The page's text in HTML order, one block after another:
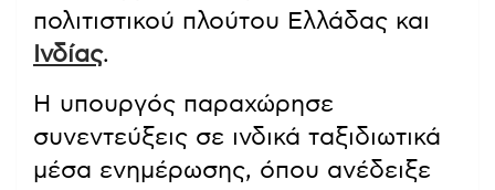
πολιτιστικού πλούτου Ελλάδας και
Ινδίας.
Η υπουργός παραχώρησε
συνεντεύξεις σε ινδικά ταξιδιωτικά
μέσα ενημέρωσης, όπου ανέδειξε